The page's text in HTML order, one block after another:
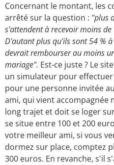
Concernant le montant, les
arrêté sur la question : "plus
s'attendent à recevoir moins
D'autant plus qu'ils sont 54 %
devrait rembourser au moins
mariage". Est-ce juste ? Le
un simulateur pour effectuer
pour une personne invitée
ami, qui vient accompagnée
long trajet et doit se loger
se situe entre 100 et 200
votre meilleur ami, si vous
dormez sur place, comptez
300 euros. En revanche, s'il